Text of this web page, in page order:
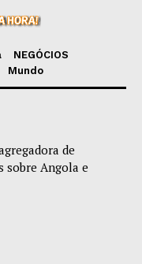
NEGÓCIOS
Mundo
de
sobre Angola e